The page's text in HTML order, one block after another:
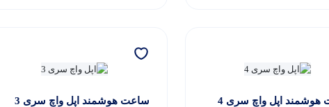
هوشمند اپل واچ سری 4 ساعت هوشمند اپل واچ سری 3